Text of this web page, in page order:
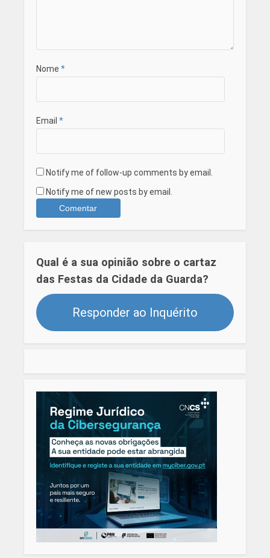
Nome *
Email *
Notify me of follow-up comments by email.
Notify me of new posts by email.
Qual é a sua opinião sobre o cartaz
das Festas da Cidade da Guarda?
Responder ao Inquérito